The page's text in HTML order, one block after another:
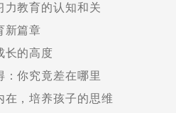
力教育的认知和关
新篇章
长的高度
：你究竟差在哪里
在，培养孩子的思维